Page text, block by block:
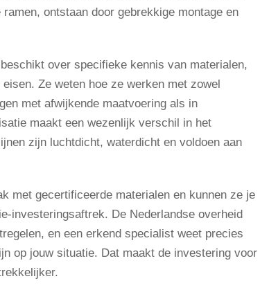
ontstaan door gebrekkige montage en
over specifieke kennis van materialen,
Ze weten hoe ze werken met zowel
met afwijkende maatvoering als in
maakt een wezenlijk verschil in het
zijn luchtdicht, waterdicht en voldoen aan
met gecertificeerde materialen en kunnen ze je
investeringsaftrek. De Nederlandse overheid
en een erkend specialist weet precies
op jouw situatie. Dat maakt de investering voor